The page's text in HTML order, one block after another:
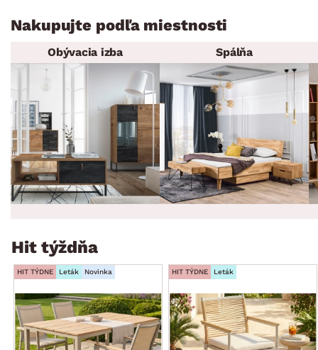
Nakupujte podľa miestnosti
Obývacia izba Spálňa
Hit týždňa
HIT TÝDNE Leták Novinka HIT TÝDNE Leták